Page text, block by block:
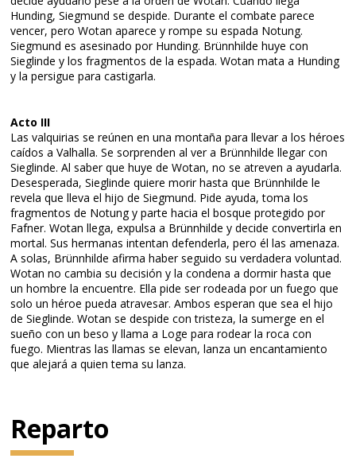
Hunding, Siegmund se despide. Durante el combate parece
vencer, pero Wotan aparece y rompe su espada Notung.
Siegmund es asesinado por Hunding. Brünnhilde huye con
Sieglinde y los fragmentos de la espada. Wotan mata a Hunding
y la persigue para castigarla.
Acto III
Las valquirias se reúnen en una montaña para llevar a los héroes
caídos a Valhalla. Se sorprenden al ver a Brünnhilde llegar con
Sieglinde. Al saber que huye de Wotan, no se atreven a ayudarla.
Desesperada, Sieglinde quiere morir hasta que Brünnhilde le
revela que lleva el hijo de Siegmund. Pide ayuda, toma los
fragmentos de Notung y parte hacia el bosque protegido por
Fafner. Wotan llega, expulsa a Brünnhilde y decide convertirla en
mortal. Sus hermanas intentan defenderla, pero él las amenaza.
A solas, Brünnhilde afirma haber seguido su verdadera voluntad.
Wotan no cambia su decisión y la condena a dormir hasta que
un hombre la encuentre. Ella pide ser rodeada por un fuego que
solo un héroe pueda atravesar. Ambos esperan que sea el hijo
de Sieglinde. Wotan se despide con tristeza, la sumerge en el
sueño con un beso y llama a Loge para rodear la roca con
fuego. Mientras las llamas se elevan, lanza un encantamiento
que alejará a quien tema su lanza.
Reparto